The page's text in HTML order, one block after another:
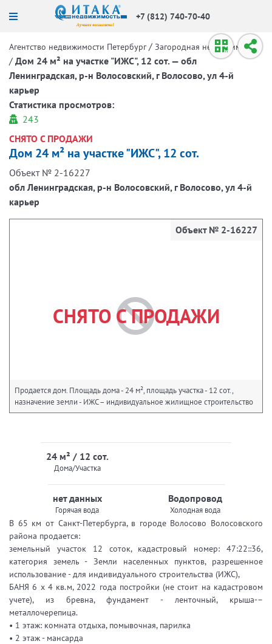
+7 (812) 740-70-40
Агентство недвижимости Петербург / Загородная недвижимость
/ Дом 24 м² на участке "ИЖС", 12 сот. — обл
Ленинградская, р-н Волосовский, г Волосово, ул 4-й
карьер
Статистика просмотров:
243
СНЯТО С ПРОДАЖИ
Дом 24 м² на участке "ИЖС", 12 сот.
Объект № 2-16227
обл Ленинградская, р-н Волосовский, г Волосово, ул 4-й
карьер
СНЯТО С ПРОДАЖИ
Объект № 2-16227
Продается дом. Площадь дома - 24 м², площадь участка - 12 сот.,
назначение земли - ИЖС – индивидуальное жилищное строительство
24 м² / 12 сот.
Дома/Участка
нет данных
Горячая вода
Водопровод
Холодная вода
В 65 км от Санкт-Петербурга, в городе Волосово Волосовского
района продается:
земельный участок 12 соток, кадастровый номер: 47:22::36,
категория земель - Земли населенных пунктов, разрешенное
использование - для индивидуального строительства (ИЖС),
БАНЯ 6 х 4 кв.м, 2022 года постройки (не стоит на кадастровом
учете), из бревна, фундамент - ленточный, крыша-–
металлочерепица.
• 1 этаж: комната отдыха, помывочная, парилка
• 2 этаж - мансарда